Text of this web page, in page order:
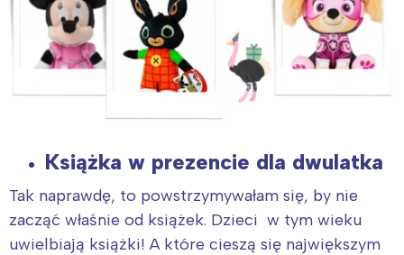
Książka w prezencie dla dwulatka
Tak naprawdę, to powstrzymywałam się, by nie
zacząć właśnie od książek. Dzieci w tym wieku
uwielbiają książki! A które cieszą się największym